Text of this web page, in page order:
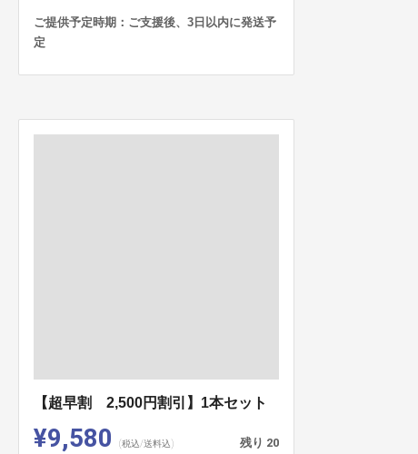
ご提供予定時期：ご支援後、3日以内に発送予
定
【超早割 2,500円割引】1本セット
¥9,580 (税込/送料込) 残り 20